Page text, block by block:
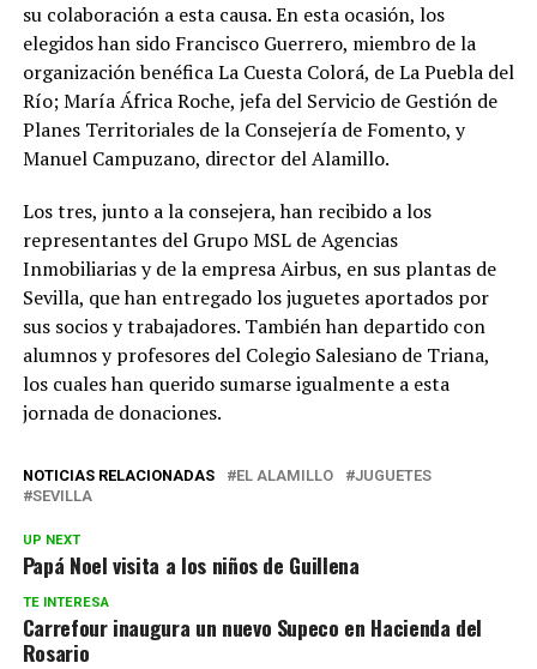
su colaboración a esta causa. En esta ocasión, los
elegidos han sido Francisco Guerrero, miembro de la
organización benéfica La Cuesta Colorá, de La Puebla del
Río; María África Roche, jefa del Servicio de Gestión de
Planes Territoriales de la Consejería de Fomento, y
Manuel Campuzano, director del Alamillo.
Los tres, junto a la consejera, han recibido a los
representantes del Grupo MSL de Agencias
Inmobiliarias y de la empresa Airbus, en sus plantas de
Sevilla, que han entregado los juguetes aportados por
sus socios y trabajadores. También han departido con
alumnos y profesores del Colegio Salesiano de Triana,
los cuales han querido sumarse igualmente a esta
jornada de donaciones.
NOTICIAS RELACIONADAS EL ALAMILLO
JUGUETES
SEVILLA
UP NEXT
Papá Noel visita a los niños de Guillena
TE INTERESA
Carrefour inaugura un nuevo Supeco en Hacienda del
Rosario